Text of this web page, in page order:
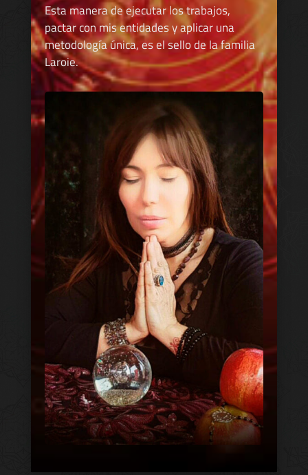
Esta manera de ejecutar los trabajos,
pactar con mis entidades y aplicar una
metodología única, es el sello de la familia
Laroie.